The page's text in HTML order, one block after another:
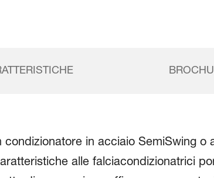
condizionatore in acciaio SemiSwing o
alle falciacondizionatrici